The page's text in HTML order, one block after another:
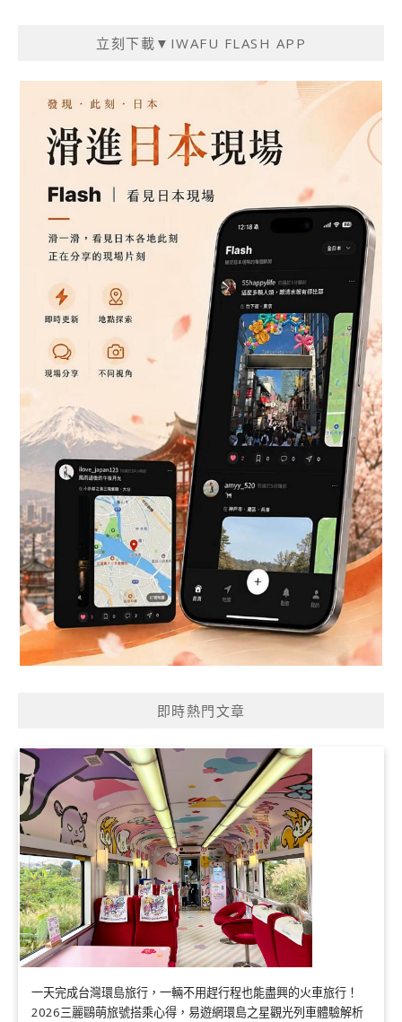
立刻下載▼IWAFU FLASH APP
即時熱門文章
一天完成台灣環島旅行，一輛不用趕行程也能盡興的火車旅行！
2026三麗鷗萌旅號搭乘心得，易遊網環島之星觀光列車體驗解析